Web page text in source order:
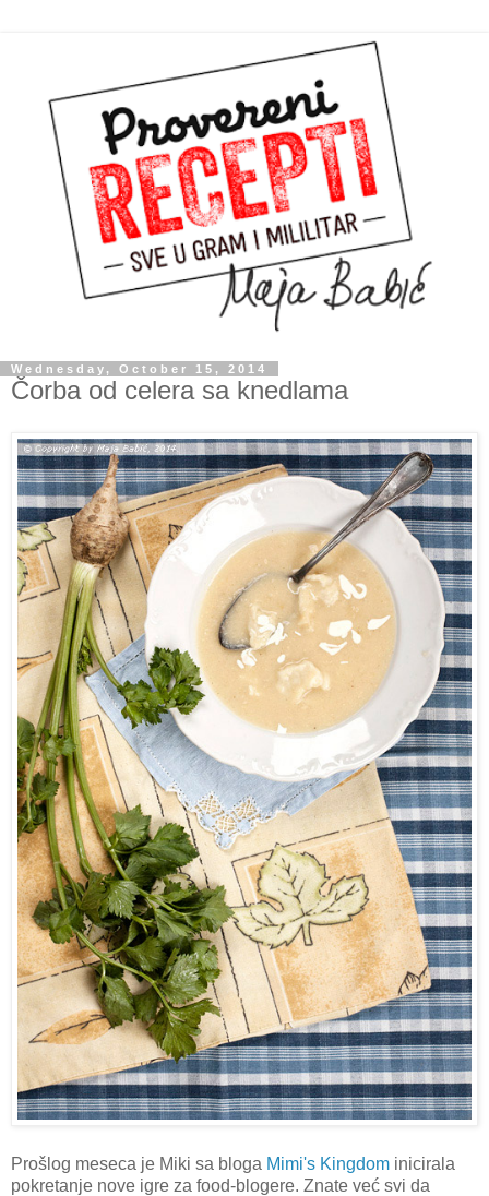
Wednesday, October 15, 2014
Čorba od celera sa knedlama
Prošlog meseca je Miki sa bloga Mimi's Kingdom inicirala
pokretanje nove igre za food-blogere. Znate već svi da